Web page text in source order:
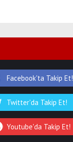
Facebook'ta Takip Et!
Twitter'da Takip Et!
Youtube'da Takip Et!